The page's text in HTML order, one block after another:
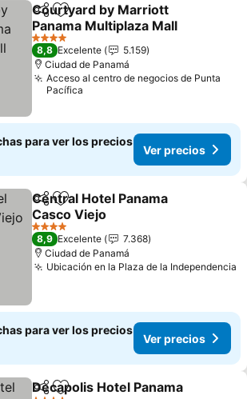
CompartirAñadir a favoritos
Courtyard by Marriott
Panama Multiplaza Mall
4 Estrellas
8,8 Excelente
5.159
Ciudad de Panamá
Acceso al centro de negocios de Punta
Pacífica
para ver los precios
Ver precios
CompartirAñadir a favoritos
Central Hotel Panama
Casco Viejo
4 Estrellas
8,9 Excelente
7.368
Ciudad de Panamá
Ubicación en la Plaza de la Independencia
para ver los precios
Ver precios
CompartirAñadir a favoritos
Decapolis Hotel Panama